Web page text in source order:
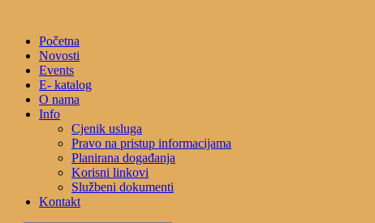
Početna
Novosti
Events
E- katalog
O nama
Info
Cjenik usluga
Pravo na pristup informacijama
Planirana događanja
Korisni linkovi
Službeni dokumenti
Kontakt